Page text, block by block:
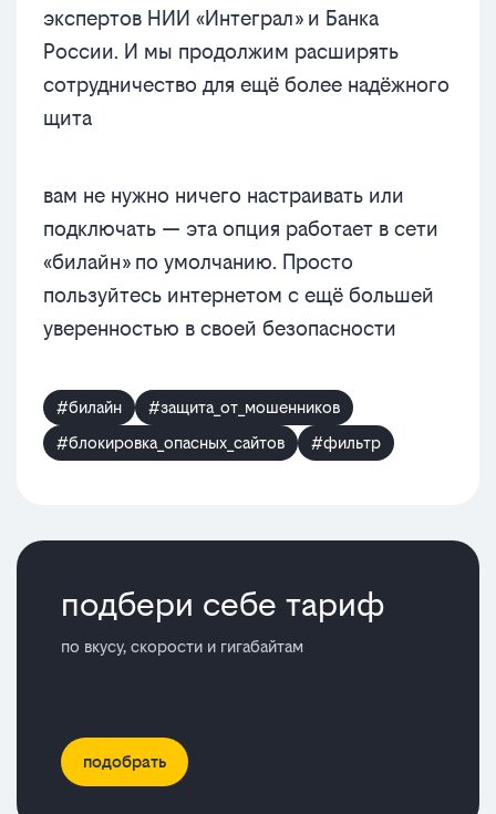
экспертов НИИ «Интеграл» и Банка
России. И мы продолжим расширять
сотрудничество для ещё более надёжного
щита
вам не нужно ничего настраивать или
подключать — эта опция работает в сети
«билайн» по умолчанию. Просто
пользуйтесь интернетом с ещё большей
уверенностью в своей безопасности
#билайн
#защита_от_мошенников
#блокировка_опасных_сайтов
#фильтр
подбери себе тариф
по вкусу, скорости и гигабайтам
подобрать